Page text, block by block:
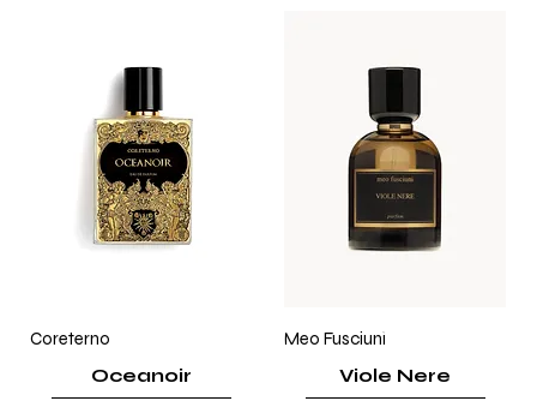
Coreterno
Oceanoir
Meo Fusciuni
Viole Nere